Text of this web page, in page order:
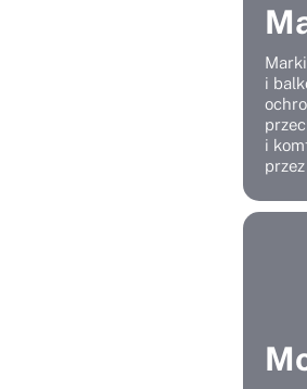
i
i